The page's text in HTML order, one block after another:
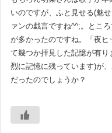
いのですが、ふと見せる(魅
ァンの戯言ですね^^;。とこ
が多かったのですね。「夜
て幾つか拝見した記憶が有
烈に記憶に残っています)が
だったのでしょうか？